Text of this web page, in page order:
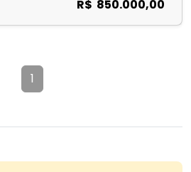
R$ 850.000,00
1